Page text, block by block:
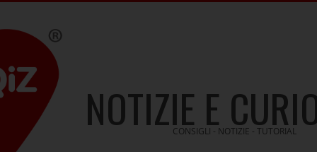
NOTIZIE ECONSIGLI - NOTIZIE - TUTORIAL